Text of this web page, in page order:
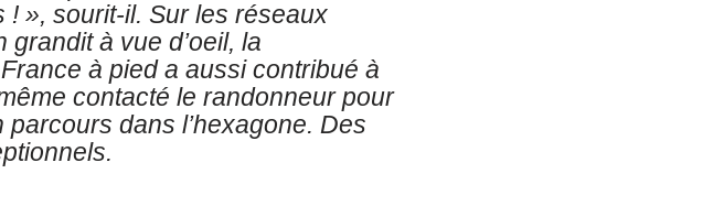
! », sourit-il. Sur les réseaux
à vue d’oeil, la
à pied a aussi contribué à
contacté le randonneur pour
dans l’hexagone. Des